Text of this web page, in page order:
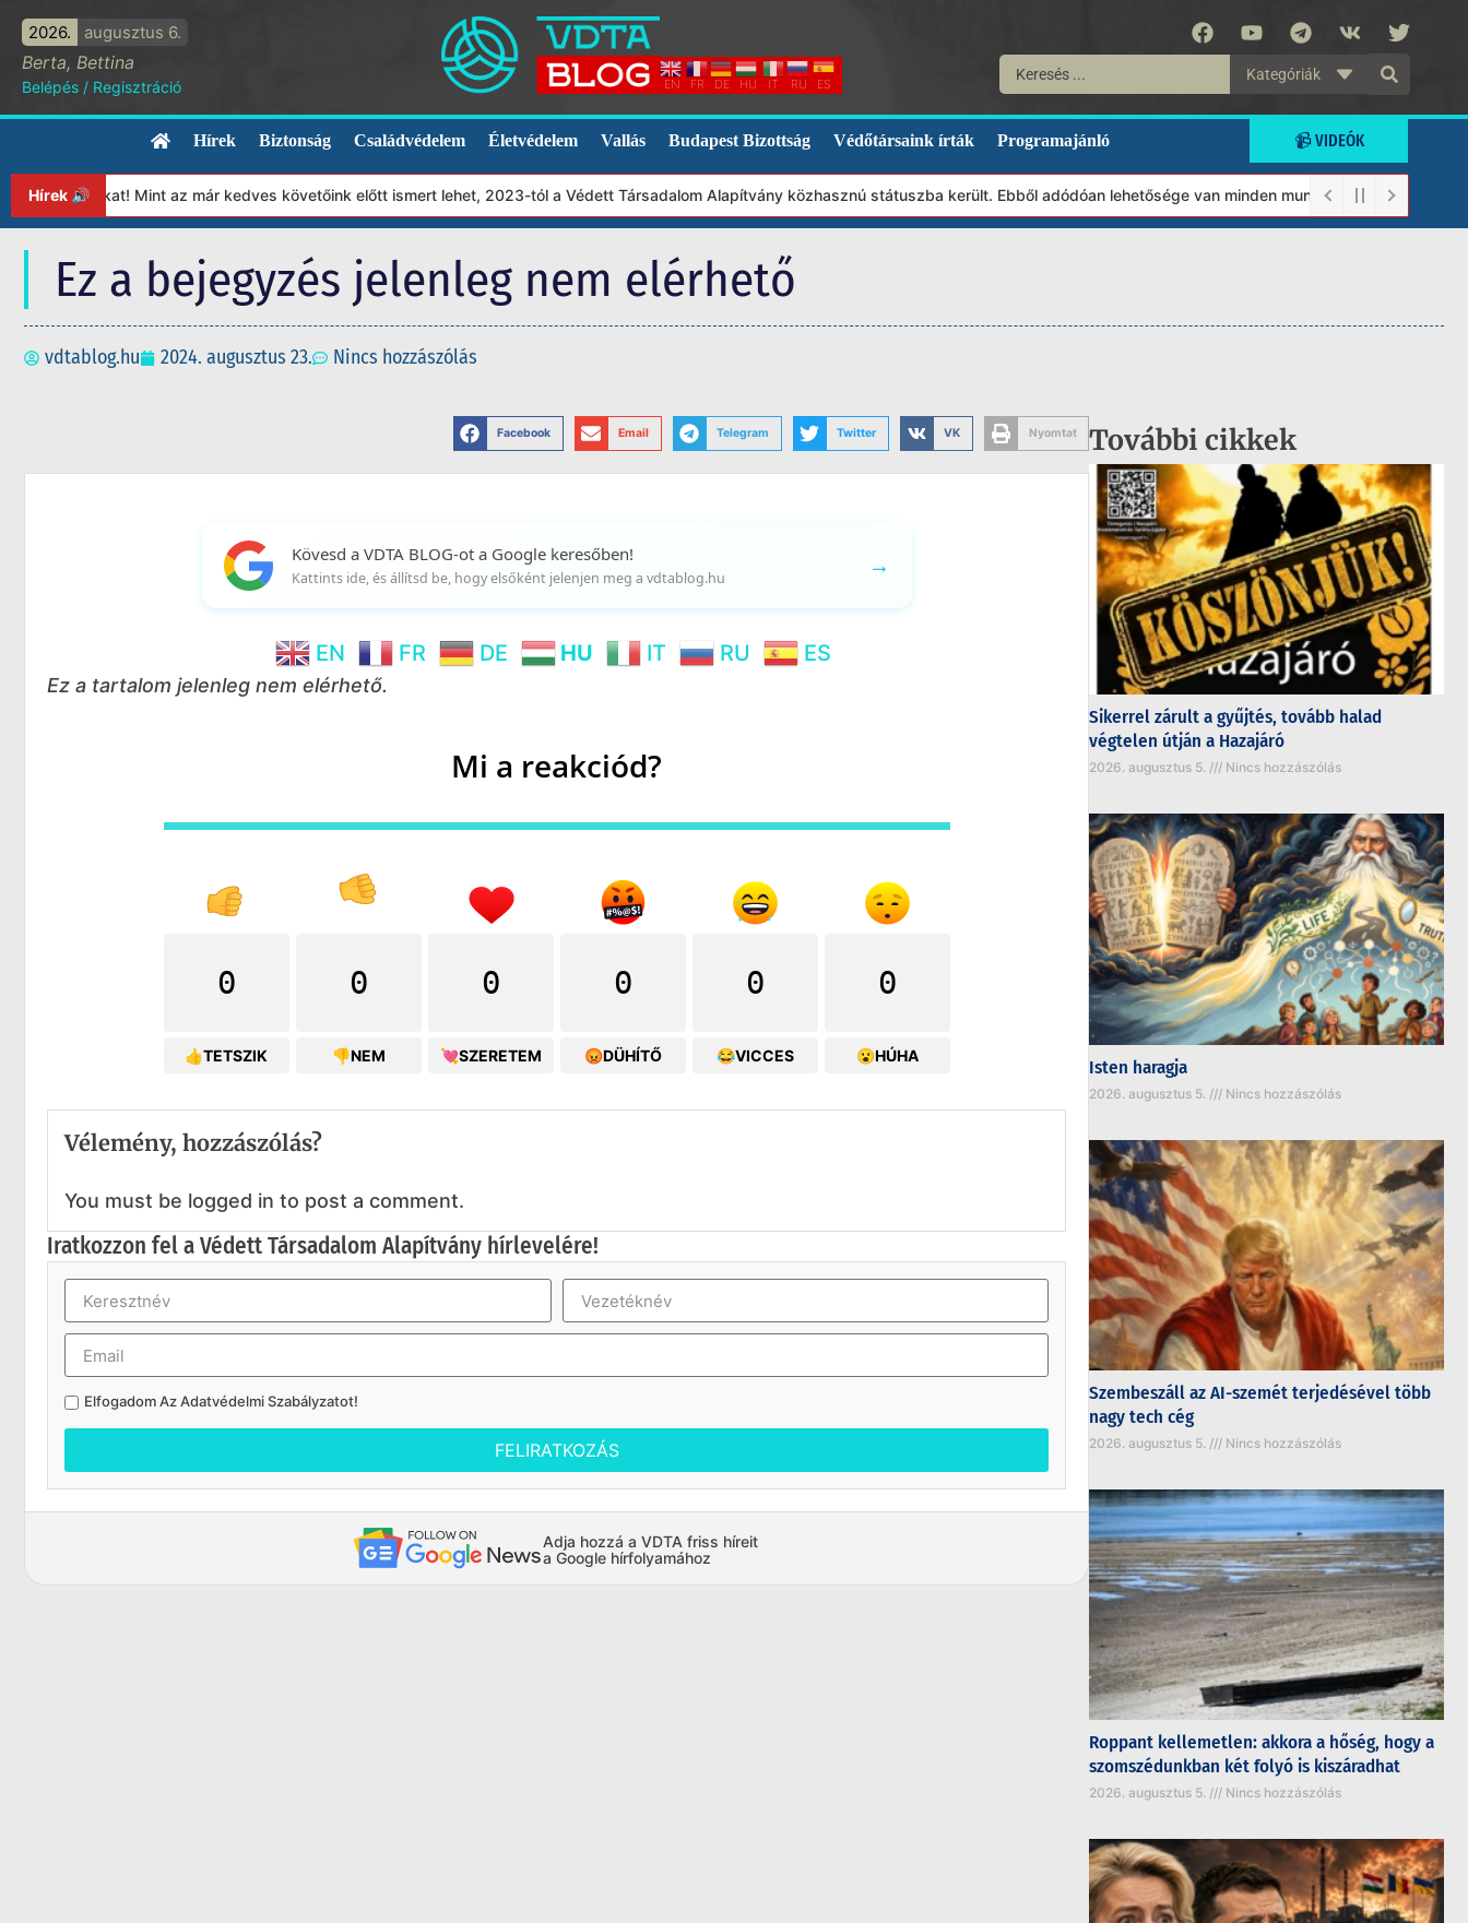
2026. augusztus 6.
Berta, Bettina
Belépés / Regisztráció EN FR DE HU IT RU ES
Kategóriák
Hírek Biztonság Családvédelem Életvédelem Vallás Budapest Bizottság Védőtársaink írták Programajánló 📹 VIDEÓK
Hírek 🔊Mint az már kedves követőink előtt ismert lehet, 2023-tól a Védett Társadalom Alapítvány közhasznú státuszba került. Ebből adódóan lehetősége van minden munkánkat segíteni
Ez a bejegyzés jelenleg nem elérhető
vdtablog.hu 2024. augusztus 23. Nincs hozzászólás
Facebook Email Telegram Twitter VK Nyomtat
Kövesd a VDTA BLOG-ot a Google keresőben!
Kattints ide, és állítsd be, hogy elsőként jelenjen meg a vdtablog.hu →
EN FR DE HU IT RU ES
Ez a tartalom jelenleg nem elérhető.
Mi a reakciód?
0
👍TETSZIK
0
👎NEM
0
💘SZERETEM
0
😡DÜHÍTŐ
0
😂VICCES
0
😮HÚHA
Vélemény, hozzászólás?
You must be logged in to post a comment.
Iratkozzon fel a Védett Társadalom Alapítvány hírlevelére!
Elfogadom AzAdatvédelmi Szabályzatot!
FELIRATKOZÁS
Adja hozzá a VDTA friss híreit
a Google hírfolyamához
További cikkek
Sikerrel zárult a gyűjtés, tovább halad
végtelen útján a Hazajáró
2026. augusztus 5. Nincs hozzászólás
Isten haragja
2026. augusztus 5. Nincs hozzászólás
Szembeszáll az AI-szemét terjedésével több
nagy tech cég
2026. augusztus 5. Nincs hozzászólás
Roppant kellemetlen: akkora a hőség, hogy a
szomszédunkban két folyó is kiszáradhat
2026. augusztus 5. Nincs hozzászólás